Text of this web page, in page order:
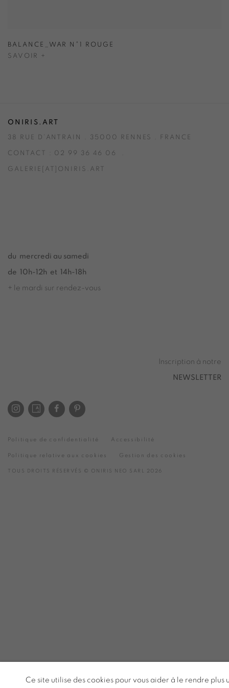
BALANCE_WAR N°1 ROUGE
SAVOIR +
ONIRIS.ART
38 RUE D’ANTRAIN . 35000 RENNES . FRANCE
CONTACT : 02 99 36 46 06 .
GALERIE[AT]ONIRIS.ART
du mercredi au samedi
de 10h-12h et 14h-18h
+ le mardi sur rendez-vous
Inscription à notre
NEWSLETTER
Politique de confidentialité Accessibilité
Politique relative aux cookies Gestion des cookies
TOUS DROITS RÉSERVÉS © ONIRIS NEO SARL 2026
Ce site utilise des cookies pour vous aider à le rendre